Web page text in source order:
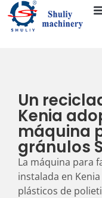
Un
Kenia
máquina
gránulos
La máquina para
instalada en
plásticos de